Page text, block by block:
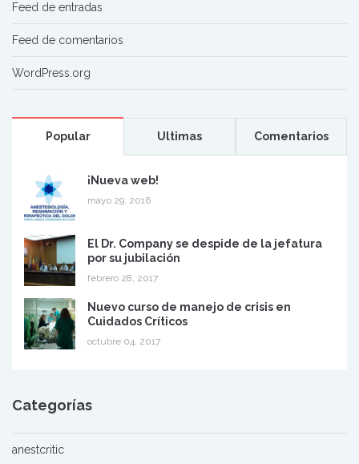
Feed de entradas
Feed de comentarios
WordPress.org
Popular Ultimas Comentarios
¡Nueva web!
mayo 29, 2016
El Dr. Company se despide de la jefatura
por su jubilación
febrero 28, 2017
Nuevo curso de manejo de crisis en
Cuidados Críticos
octubre 04, 2017
Categorías
anestcritic